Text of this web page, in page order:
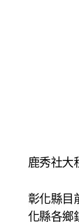
鹿秀社
彰化縣目
化縣各鄉